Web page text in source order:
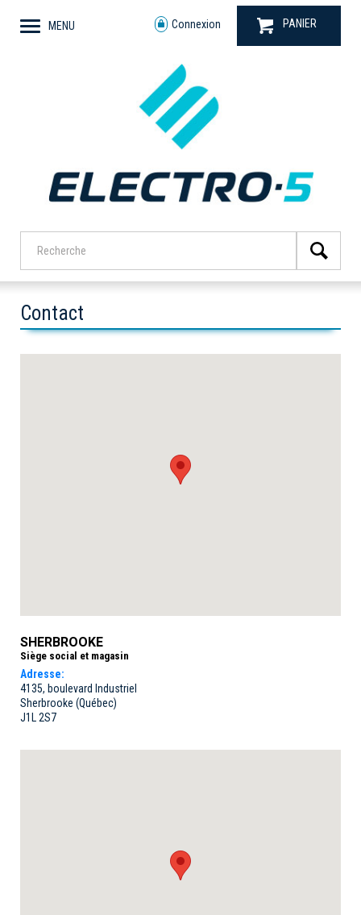
MENU Connexion PANIER
Contact
SHERBROOKE
Siège social et magasin
Adresse:
4135, boulevard Industriel
Sherbrooke (Québec)
J1L 2S7